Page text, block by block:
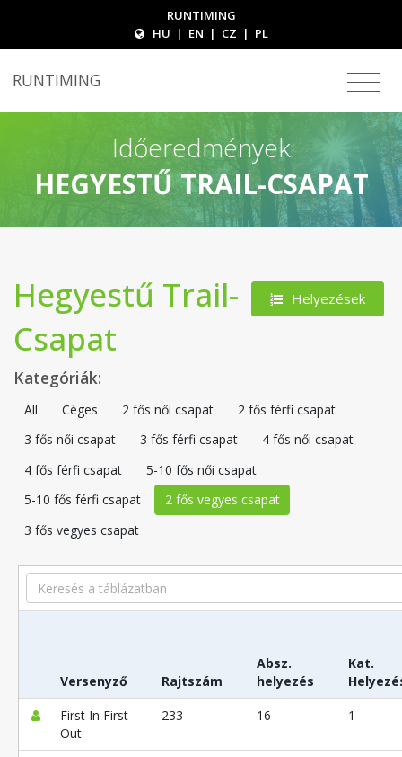
RUNTIMING
HU | EN | CZ | PL
RUNTIMING
Időeredmények
HEGYESTŰ TRAIL-CSAPAT
Helyezések
Hegyestű Trail-
Csapat
Kategóriák:
All Céges 2 fős női csapat
2 fős férfi csapat
3 fős női csapat
3 fős férfi csapat
4 fős női csapat
4 fős férfi csapat
5-10 fős női csapat
5-10 fős férfi csapat
2 fős vegyes csapat
3 fős vegyes csapat
Search
Versenyző Rajtszám
Absz.
helyezés
Kat.
First In First
Out
233 16 1